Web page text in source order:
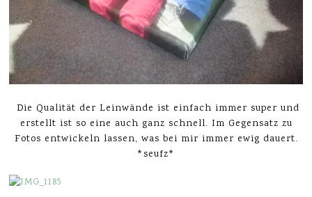
Die Qualität der Leinwände ist einfach immer super und
erstellt ist so eine auch ganz schnell. Im Gegensatz zu
Fotos entwickeln lassen, was bei mir immer ewig dauert.
*seufz*